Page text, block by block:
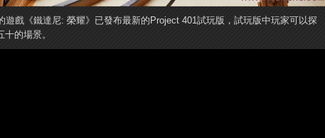
遊戲《鐵達尼: 榮耀》已發布最新的Project 401試玩版，試玩版中玩家可以探
的場景。